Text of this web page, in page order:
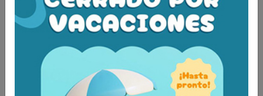
necesidad de herramientas.